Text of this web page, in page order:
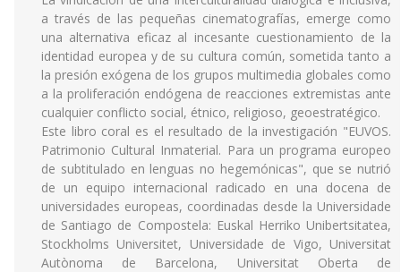
a través de las pequeñas cinematografías, emerge como
una alternativa eficaz al incesante cuestionamiento de la
identidad europea y de su cultura común, sometida tanto a
la presión exógena de los grupos multimedia globales como
a la proliferación endógena de reacciones extremistas ante
cualquier conflicto social, étnico, religioso, geoestratégico.
Este libro coral es el resultado de la investigación "EUVOS.
Patrimonio Cultural Inmaterial. Para un programa europeo
de subtitulado en lenguas no hegemónicas", que se nutrió
de un equipo internacional radicado en una docena de
universidades europeas, coordinadas desde la Universidade
de Santiago de Compostela: Euskal Herriko Unibertsitatea,
Stockholms Universitet, Universidade de Vigo, Universitat
Autònoma de Barcelona, Universitat Oberta de